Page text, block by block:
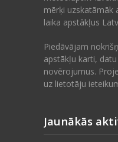
mērķi
laika apstākļus
Piedāvājam
apstākļu karti,
novērojumus.
uz lietotāju
Jaunākās